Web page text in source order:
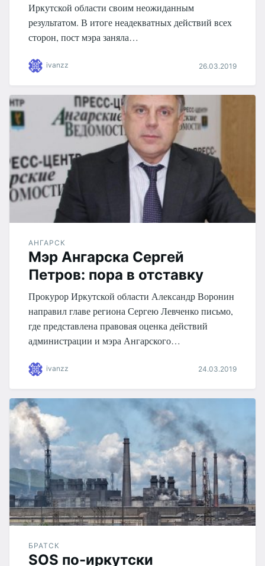
Иркутской области своим неожиданным
результатом. В итоге неадекватных действий всех
сторон, пост мэра заняла…
ivanzz 26.03.2019
АНГАРСК
Мэр Ангарска Сергей
Петров: пора в отставку
Прокурор Иркутской области Александр Воронин
направил главе региона Сергею Левченко письмо,
где представлена правовая оценка действий
администрации и мэра Ангарского…
ivanzz 24.03.2019
БРАТСК
SOS по-иркутски